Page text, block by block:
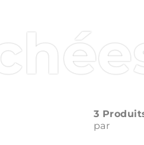
3
par